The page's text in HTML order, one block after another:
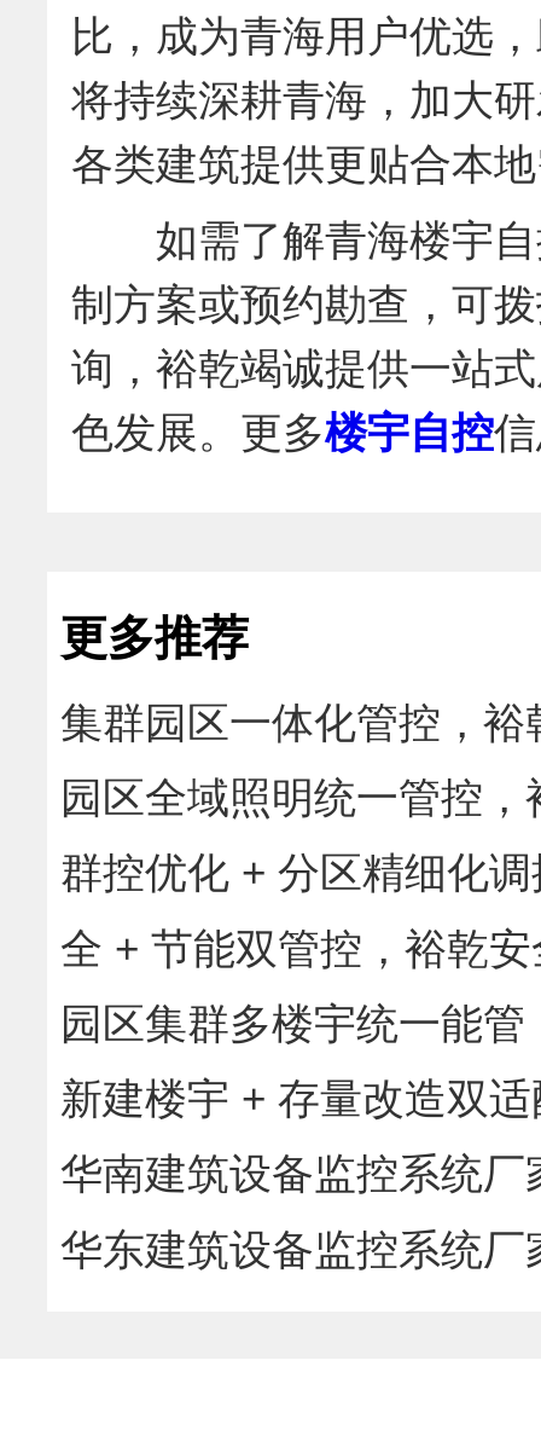
比，成为青海用户优选
将持续深耕青海，加大
各类建筑提供更贴合本
如需了解青海楼宇自
制方案或预约勘查，可
询，裕乾竭诚提供一站
色发展。更多楼宇自控
更多推荐
集群园区一体化管控，
楼宇统一智慧运营
园区全域照明统一管控
光一体化智慧管理
群控优化 + 分区精细化
决多机组协同低效难题
全 + 节能双管控，裕乾
化综合管理
园区集群多楼宇统一能
节能管理体系
新建楼宇 + 存量改造双
机电智能管控解决方案
华南建筑设备监控系统
华东建筑设备监控系统